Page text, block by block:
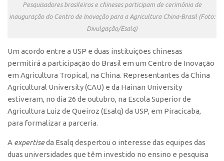
Inteligência Competitiva
CEPIDs
CEPIX
CPEs
INCTs
PRPI/USP
InovaUSP
Pesquisadores brasileiros e chineses participam de cerimônia de
inauguração do Centro de Inovação para a Agricultura China-Brasil (Foto:
Divulgação/Esalq)
Um acordo entre a USP e duas instituições chinesas
permitirá a participação do Brasil em um Centro de Inovação
em Agricultura Tropical, na China. Representantes da China
Agricultural University (CAU) e da Hainan University
estiveram, no dia 26 de outubro, na Escola Superior de
Agricultura Luiz de Queiroz (Esalq) da USP, em Piracicaba,
para formalizar a parceria.
A expertiseda Esalq despertou o interesse das equipes das
duas universidades que têm investido no ensino e pesquisa